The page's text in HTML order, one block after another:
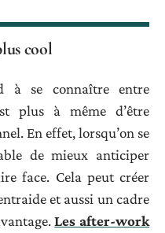
cool
à se connaître entre
plus à même d’être
En effet, lorsqu’on se
de mieux anticiper
face. Cela peut créer
et aussi un cadre
Les after-work